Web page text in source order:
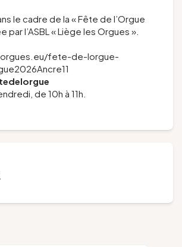
le cadre de la « Fête de l’Orgue
par l’ASBL « Liège les Orgues ».
fete-de-lorgue-
de 10h à 11h.